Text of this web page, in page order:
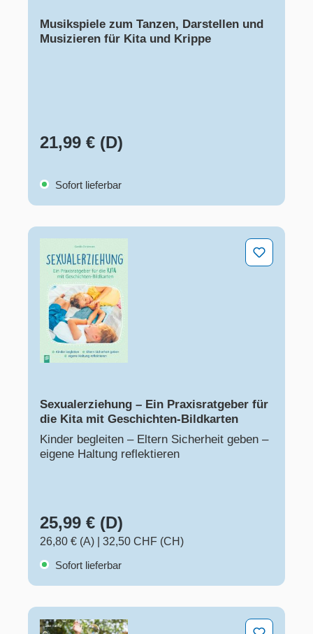
Musikspiele zum Tanzen, Darstellen und
Musizieren für Kita und Krippe
21,99 € (D)
Sofort lieferbar
Sexualerziehung – Ein Praxisratgeber für die Kita mit
Sexualerziehung – Ein Praxisratgeber für
die Kita mit Geschichten-Bildkarten
Kinder begleiten – Eltern Sicherheit geben –
eigene Haltung reflektieren
25,99 € (D)
26,80 € (A)
32,50 CHF (CH)
Sofort lieferbar
Die Kita-Spielesammlung für draußen